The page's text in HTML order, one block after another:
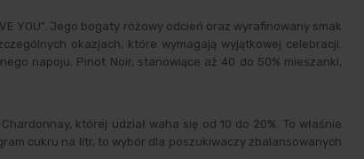
YOU". Jego bogaty różowy odcień oraz wyrafinowany smak
okazjach, które wymagają wyjątkowej celebracji.
napoju. Pinot Noir, stanowiące aż 40 do 50% mieszanki,
której udział waha się od 10 do 20%. To właśnie
cukru na litr, to wybór dla poszukiwaczy zbalansowanych